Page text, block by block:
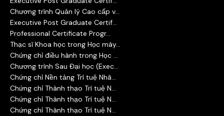
Chương trình Quản lý Cao cấp v...
Executive Post Graduate Certif...
Professional Certificate Progr...
Thạc sĩ Khoa học trong Học máy...
Chứng chỉ điều hành trong Học ...
Chương trình Sau Đại học (Exec...
Chứng chỉ Nền tảng Trí tuệ Nhâ...
Chứng chỉ Thành thạo Trí tuệ N...
Chứng chỉ Thành thạo Trí tuệ N...
Chứng chỉ Thành thạo Trí tuệ N...